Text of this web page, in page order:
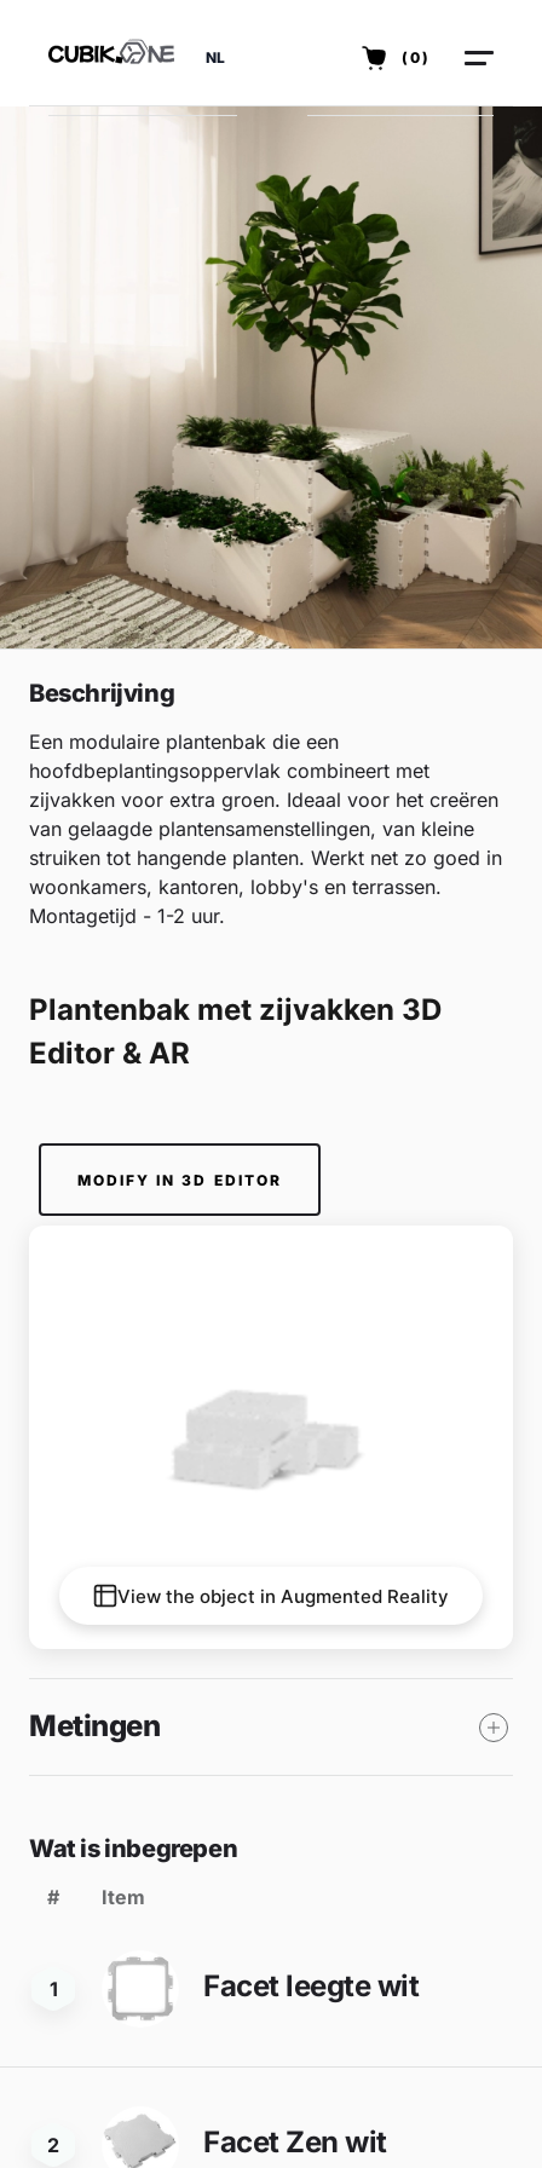
NL (0)
Beschrijving
Een modulaire plantenbak die een
hoofdbeplantingsoppervlak combineert met
zijvakken voor extra groen. Ideaal voor het creëren
van gelaagde plantensamenstellingen, van kleine
struiken tot hangende planten. Werkt net zo goed in
woonkamers, kantoren, lobby's en terrassen.
Montagetijd - 1-2 uur.
Plantenbak met zijvakken 3D
Editor & AR
MODIFY IN 3D EDITOR
View the object in Augmented Reality
Metingen
Wat is inbegrepen
# Item
1 Facet leegte wit
2 Facet Zen wit